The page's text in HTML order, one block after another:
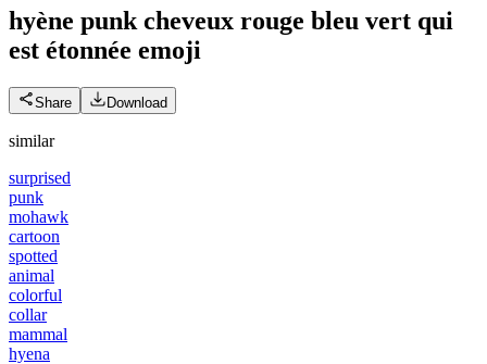
hyène punk cheveux rouge bleu vert qui
est étonnée emoji
Share Download
similar
surprised
punk
mohawk
cartoon
spotted
animal
colorful
collar
mammal
hyena